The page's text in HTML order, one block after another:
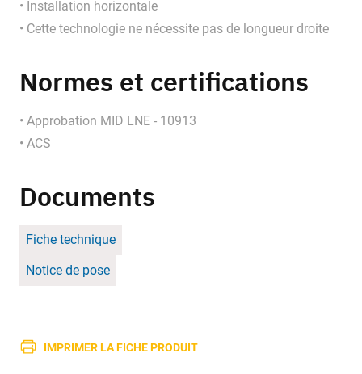
• Installation horizontale
• Cette technologie ne nécessite pas de longueur droite
Normes et certifications
• Approbation MID LNE - 10913
• ACS
Documents
Fiche technique
Notice de pose
IMPRIMER LA FICHE PRODUIT